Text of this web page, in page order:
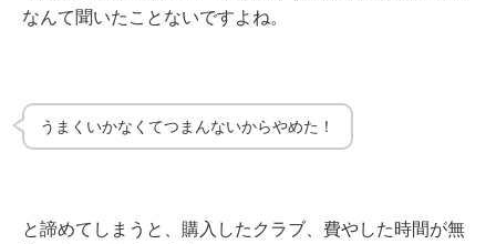
なんて聞いたことないですよね。
うまくいかなくてつまんないからやめた！
と諦めてしまうと、購入したクラブ、費やした時間が無